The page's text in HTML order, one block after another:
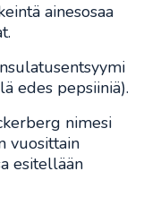
ainesosaa
edes pepsiiniä).
nimesi
vuosittain
esitellään